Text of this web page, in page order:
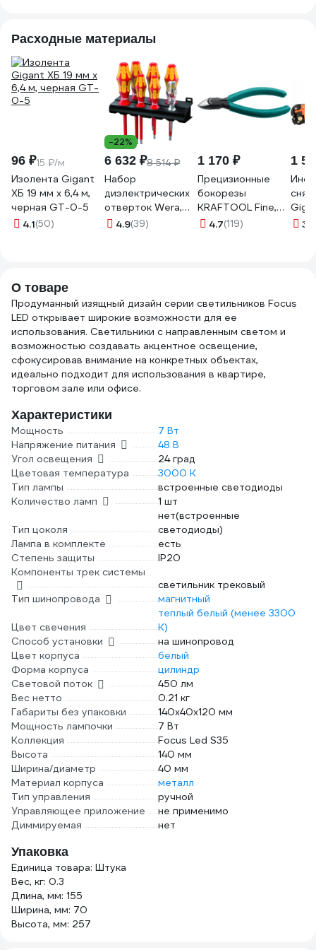
ST677.436.09
Расходные материалы
96 ₽15 ₽/м
Изолента Gigant
ХБ 19 мм х 6,4 м,
черная GT-0-5
4.1(50)
-22%
6 632 ₽8 514 ₽
Набор
диэлектрических
отверток Wera,
VDE, индикатор
4.9(39)
1 170 ₽
Прецизионные
бокорезы
KRAFTOOL Fine,
чистый рез 115 мм
4.7(119)
1
GEP
3.8
О товаре
Продуманный изящный дизайн серии светильников Focus
LED открывает широкие возможности для ее
использования. Светильники с направленным светом и
возможностью создавать акцентное освещение,
сфокусировав внимание на конкретных объектах,
идеально подходит для использования в квартире,
торговом зале или офисе.
Характеристики
Мощность
7 Вт
Напряжение питания
48 В
Угол освещения
24 град
Цветовая температура
3000 К
Тип лампы
встроенные светодиоды
Количество ламп
1 шт
Тип цоколя
нет(встроенные
светодиоды)
Лампа в комплекте
есть
Степень защиты
IP20
Компоненты трек системы
светильник трековый
Тип шинопровода
магнитный
Цвет свечения
теплый белый (менее 3300
К)
Способ установки
на шинопровод
Цвет корпуса
белый
Форма корпуса
цилиндр
Световой поток
450 лм
Вес нетто
0.21 кг
Габариты без упаковки
140х40х120 мм
Мощность лампочки
7 Вт
Коллекция
Focus Led S35
Высота
140 мм
Ширина/диаметр
40 мм
Материал корпуса
металл
Тип управления
ручной
Управляющее приложение
не применимо
Диммируемая
нет
Упаковка
Единица товара: Штука
Вес, кг: 0.3
Длина, мм: 155
Ширина, мм: 70
Высота, мм: 257